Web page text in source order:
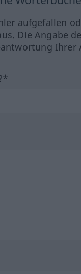
aufgefallen
Die Angabe
Ihrer